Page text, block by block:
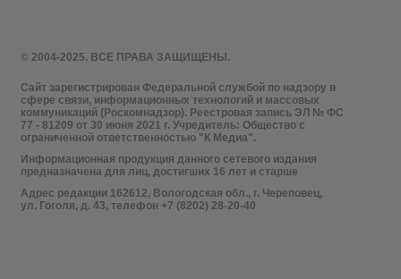
© 2004-2025. ВСЕ ПРАВА ЗАЩИЩЕНЫ.
Сайт зарегистрирован Федеральной службой по надзору в
сфере связи, информационных технологий и массовых
коммуникаций (Роскомнадзор). Реестровая запись ЭЛ № ФС
77 - 81209 от 30 июня 2021 г. Учредитель: Общество с
ограниченной ответственностью "К Медиа".
Информационная продукция данного сетевого издания
предназначена для лиц, достигших 16 лет и старше
Адрес редакции 162612, Вологодская обл., г. Череповец,
ул. Гоголя, д. 43, телефон +7 (8202) 28-20-40